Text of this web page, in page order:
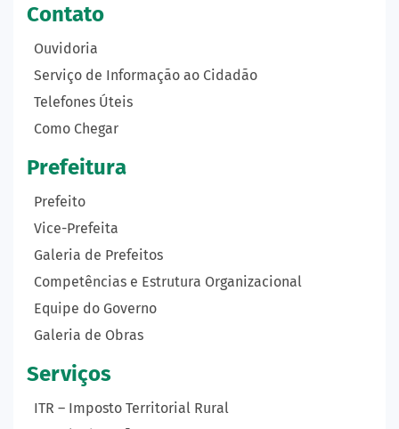
Contato
Ouvidoria
Serviço de Informação ao Cidadão
Telefones Úteis
Como Chegar
Prefeitura
Prefeito
Vice-Prefeita
Galeria de Prefeitos
Competências e Estrutura Organizacional
Equipe do Governo
Galeria de Obras
Serviços
ITR – Imposto Territorial Rural